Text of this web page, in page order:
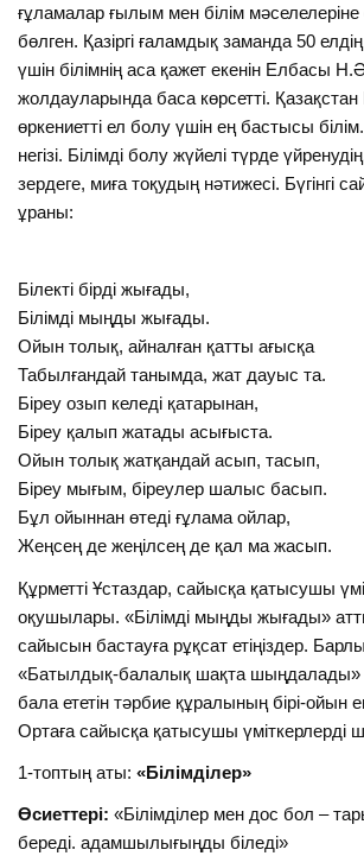
ғұламалар ғылым мен білім мәселелеріне
бөлген. Қазіргі ғаламдық заманда 50
үшін білімнің аса қажет екенін Елбасы
жолдауларында баса көрсетті.
өркениетті ел болу үшін ең бастысы
негізі. Білімді болу жүйелі түрде
зердеге, миға тоқудың нәтижесі. Бүгінгі
ұраны:
Білекті бірді жығады,
Білімді мыңды жығады.
Ойын толық, айналған қатты ағысқа
Табылғандай танымда, жат дауыс та.
Біреу озып келеді қатарынан,
Біреу қалып жатады асығыста.
Ойын толық жатқандай асып, тасып,
Біреу мығым, біреулер шалыс басып.
Бұл ойыннан өтеді ғұлама ойлар,
Жеңсең де жеңілсең де қал ма жасып.
Құрметті Ұстаздар, сайысқа қатысушы
оқушылары. «Білімді мыңды жығады»
сайысын бастауға рұқсат етіңіздер.
«Батылдық-балалық шақта шыңдалады»
бала ететін тәрбие құралының бірі-ойын
Ортаға сайысқа қатысушы үміткерлерді
1-топтың аты:«Білімділер»
Өсиеттері: «Білімділер мен дос бол –
береді. адамшылығыңды біледі»